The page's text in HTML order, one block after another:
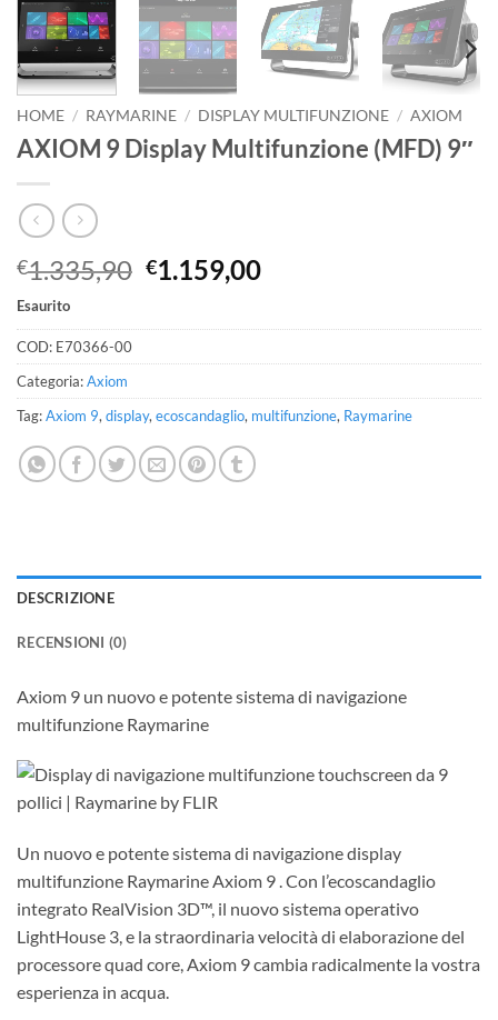
HOME / RAYMARINE / DISPLAY MULTIFUNZIONE / AXIOM
AXIOM 9 Display Multifunzione (MFD) 9″
€1.335,90 Il
prezzo
originale
€1.335,90.
€1.159,00Il
attuale
€1.159,00.
Esaurito
COD: E70366-00
Categoria:Axiom
Tag:Axiom 9, display, ecoscandaglio, multifunzione, Raymarine
DESCRIZIONE
RECENSIONI (0)
Axiom 9 un nuovo e potente sistema di navigazione
multifunzione Raymarine
Un nuovo e potente sistema di navigazione display
multifunzione Raymarine Axiom 9 . Con l’ecoscandaglio
integrato RealVision 3D™, il nuovo sistema operativo
LightHouse 3, e la straordinaria velocità di elaborazione del
processore quad core, Axiom 9 cambia radicalmente la vostra
esperienza in acqua.